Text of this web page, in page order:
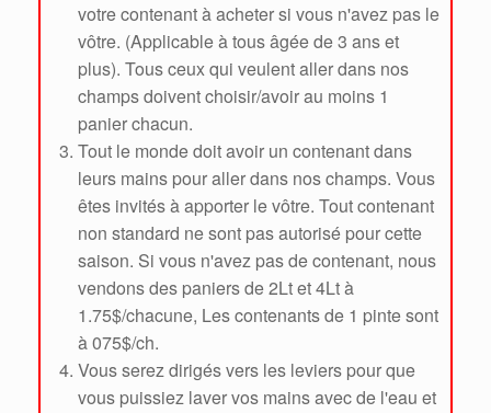
votre contenant à acheter si vous n'avez pas le
vôtre. (Applicable à tous âgée de 3 ans et
plus). Tous ceux qui veulent aller dans nos
champs doivent choisir/avoir au moins 1
panier chacun.
Tout le monde doit avoir un contenant dans
leurs mains pour aller dans nos champs. Vous
êtes invités à apporter le vôtre. Tout contenant
non standard ne sont pas autorisé pour cette
saison. Si vous n'avez pas de contenant, nous
vendons des paniers de 2Lt et 4Lt à
1.75$/chacune, Les contenants de 1 pinte sont
à 075$/ch.
Vous serez dirigés vers les leviers pour que
vous puissiez laver vos mains avec de l'eau et